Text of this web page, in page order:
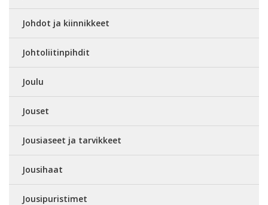
Johdot ja kiinnikkeet
Johtoliitinpihdit
Joulu
Jouset
Jousiaseet ja tarvikkeet
Jousihaat
Jousipuristimet